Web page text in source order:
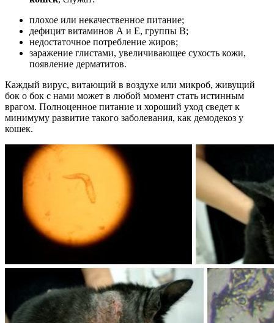
плохое или некачественное питание;
дефицит витаминов А и Е, группы В;
недостаточное потребление жиров;
заражение глистами, увеличивающее сухость кожи,
появление дерматитов.
Каждый вирус, витающий в воздухе или микроб, живущий
бок о бок с нами может в любой момент стать истинным
врагом. Полноценное питание и хороший уход сведет к
минимуму развитие такого заболевания, как демодекоз у
кошек.